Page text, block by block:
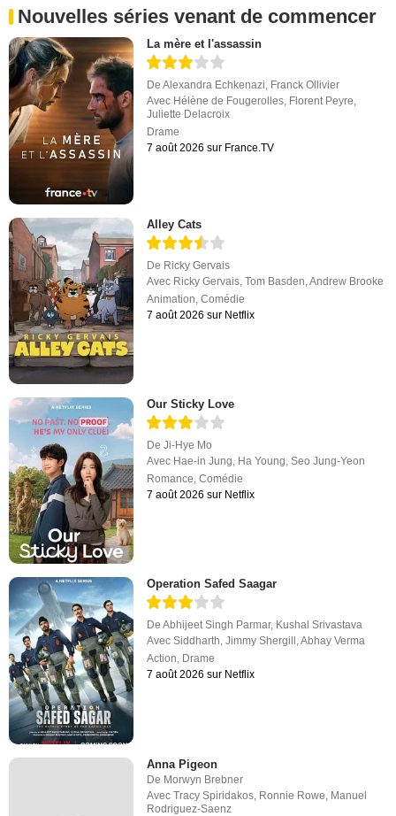
Nouvelles séries venant de commencer
La mère et l'assassin
DeAlexandra Echkenazi, Franck Ollivier
Avec Hélène de Fougerolles, Florent Peyre,
Juliette Delacroix
Drame
7 août 2026 sur France.TV
Alley Cats
De Ricky Gervais
Avec Ricky Gervais ,Tom Basden ,Andrew Brooke
Animation ,Comédie
7 août 2026 sur Netflix
Our Sticky Love
DeJi-Hye Mo
Avec Hae-in Jung, Ha Young,Seo Jung-Yeon
Romance,Comédie
7 août 2026 sur Netflix
Operation Safed Saagar
DeAbhijeet Singh Parmar, Kushal Srivastava
AvecSiddharth,Jimmy Shergill ,Abhay Verma
Action, Drame
7 août 2026 sur Netflix
Anna Pigeon
De Morwyn Brebner
AvecTracy Spiridakos Ronnie Rowe Manuel
Rodriguez-Saenz